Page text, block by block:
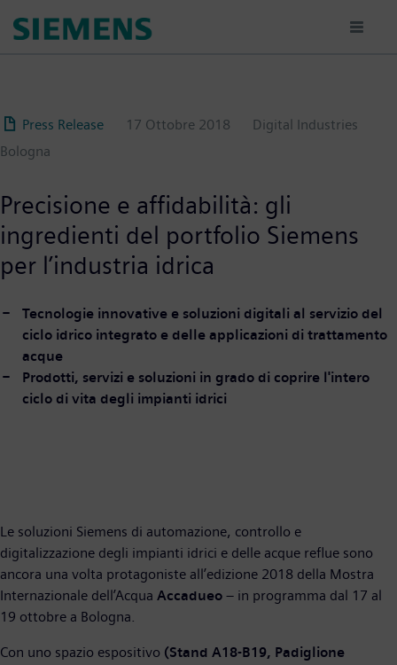
Press Release 17 Ottobre 2018
Digital Industries
Bologna
Precisione e affidabilità: gli
ingredienti del portfolio Siemens
per l’industria idrica
Tecnologie innovative e soluzioni digitali al servizio del
ciclo idrico integrato e delle applicazioni di trattamento
acque
Prodotti, servizi e soluzioni in grado di coprire l'intero
ciclo di vita degli impianti idrici
Le soluzioni Siemens di automazione, controllo e
digitalizzazione degli impianti idrici e delle acque reflue sono
ancora una volta protagoniste all’edizione 2018 della Mostra
Internazionale dell’Acqua Accadueo – in programma dal 17 al
19 ottobre a Bologna.
Con uno spazio espositivo (Stand A18-B19, Padiglione